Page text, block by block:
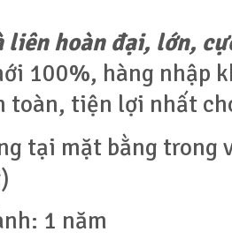
liên hoàn đại, lớn,
100%, hàng nhập
toàn, tiện lợi nhất
tại mặt bằng trong
1 năm